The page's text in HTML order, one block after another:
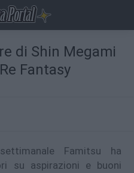
di Shin Megami
Fantasy
Famitsu ha
su aspirazioni e buoni